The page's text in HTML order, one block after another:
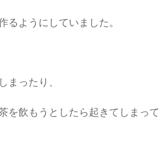
るようにしていました。
まったり、
を飲もうとしたら起きてしまって